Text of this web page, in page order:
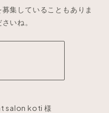
集していることもありま
いね。
salon koti 様